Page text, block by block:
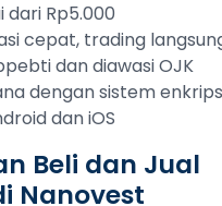
dari Rp5.000
cepat, trading
dan diawasi OJK
dengan sistem
dan iOS
Beli dan Jual
Nanovest